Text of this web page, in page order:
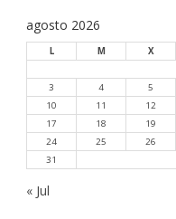
agosto 2026
L M X
3
4 5
10
11 12
17
18 19
24
25 26
31
« Jul